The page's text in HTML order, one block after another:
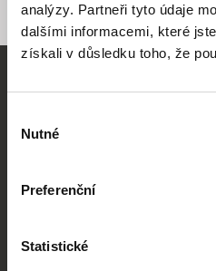
analýzy. Partneři tyto údaje
dalšími informacemi, které
získali v důsledku toho, že
souhlasu
Nutné
Preferenční
Statistické
Vaše
Portál DAFilms.cz je výsledkem tvůrčí
festivalů dokumentárního filmu